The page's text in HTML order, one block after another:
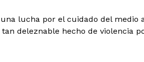
lucha por el cuidado del medio
tan deleznable hecho de violencia